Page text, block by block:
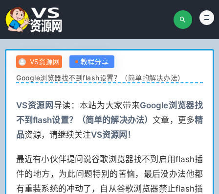
VS资源网
教程分享
Google浏览器找不到flash设置？（简单的解决办法）
VS资源网 导读：本站为大家带来Google浏览器找
不到flash设置？（简单的解决办法）文章，更多精
品资源，请继续关注VS资源网！
最近有小伙伴提问说谷歌浏览器找不到启用flash插
件的地方，为此问题特别的苦恼，最后没办法他都
有重装系统的冲动了，自从谷歌浏览器禁止flash插